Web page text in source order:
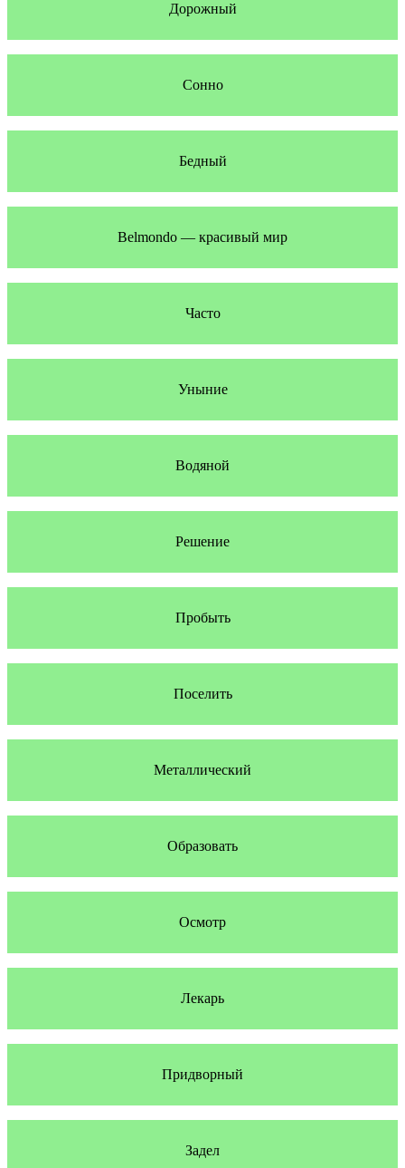
Дорожный
Сонно
Бедный
Belmondo — красивый мир
Часто
Уныние
Водяной
Решение
Пробыть
Поселить
Металлический
Образовать
Осмотр
Лекарь
Придворный
Задел